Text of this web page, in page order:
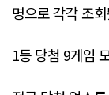
명으로 각각 조
1등 당첨 9게임